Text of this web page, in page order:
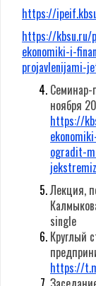
https://
https://kbsu.ru/
ekonomiki-i-
projavlenijami-
Семинар-
ноября
https://
ogradit-
Лекция,
single
Круглый
https://